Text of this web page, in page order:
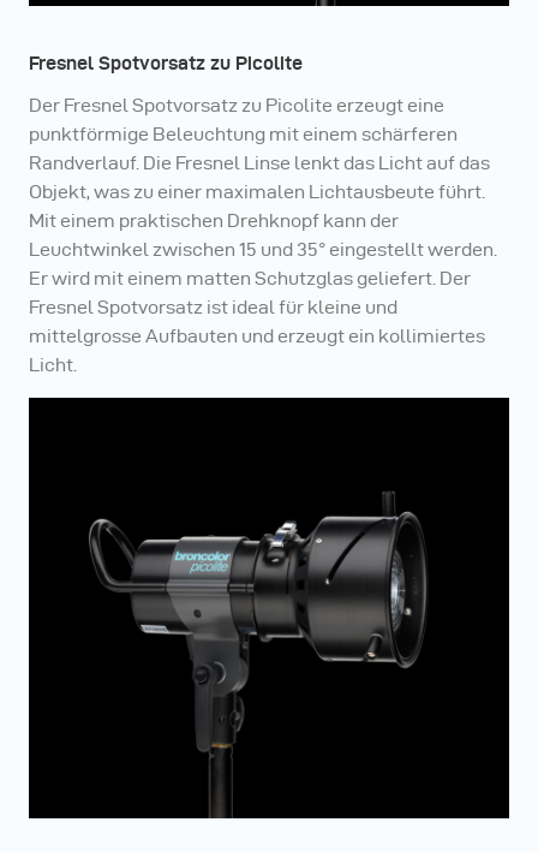
Fresnel Spotvorsatz zu Picolite
Der Fresnel Spotvorsatz zu Picolite erzeugt eine
punktförmige Beleuchtung mit einem schärferen
Randverlauf. Die Fresnel Linse lenkt das Licht auf das
Objekt, was zu einer maximalen Lichtausbeute führt.
Mit einem praktischen Drehknopf kann der
Leuchtwinkel zwischen 15 und 35° eingestellt werden.
Er wird mit einem matten Schutzglas geliefert. Der
Fresnel Spotvorsatz ist ideal für kleine und
mittelgrosse Aufbauten und erzeugt ein kollimiertes
Licht.